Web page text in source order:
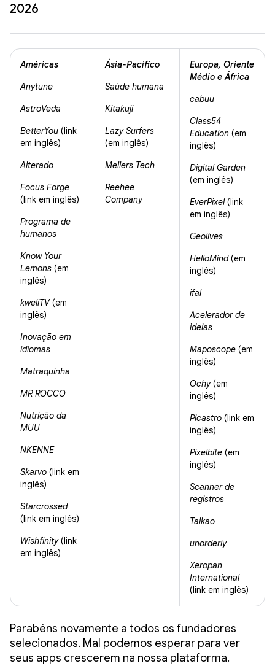
2026
Américas
Anytune
AstroVeda
BetterYou (link
em inglês)
Alterado
Focus Forge
(link em inglês)
Programa de
humanos
Know Your
Lemons (em
inglês)
kweliTV(em
inglês)
Inovação em
idiomas
Matraquinha
MR ROCCO
Nutrição da
MUU
NKENNE
Skarvo (link em
inglês)
Starcrossed
(link em inglês)
Wishfinity(link
em inglês)
Ásia-Pacífico
Saúde humana
Kitakuji
Lazy Surfers
(em inglês)
Mellers Tech
Reehee
Company
Europa, Oriente
Médio e África
cabuu
Class54
Education (em
inglês)
Digital Garden
(em inglês)
EverPixel(link
em inglês)
Geolives
HelloMind(em
inglês)
ifal
Acelerador de
ideias
Maposcope (em
inglês)
Ochy(em
inglês)
Picastro (link em
inglês)
Pixelbite (em
inglês)
Scanner de
registros
Talkao
unorderly
Xeropan
International
(link em inglês)
Parabéns novamente a todos os fundadores
selecionados. Mal podemos esperar para ver
seus apps crescerem na nossa plataforma.